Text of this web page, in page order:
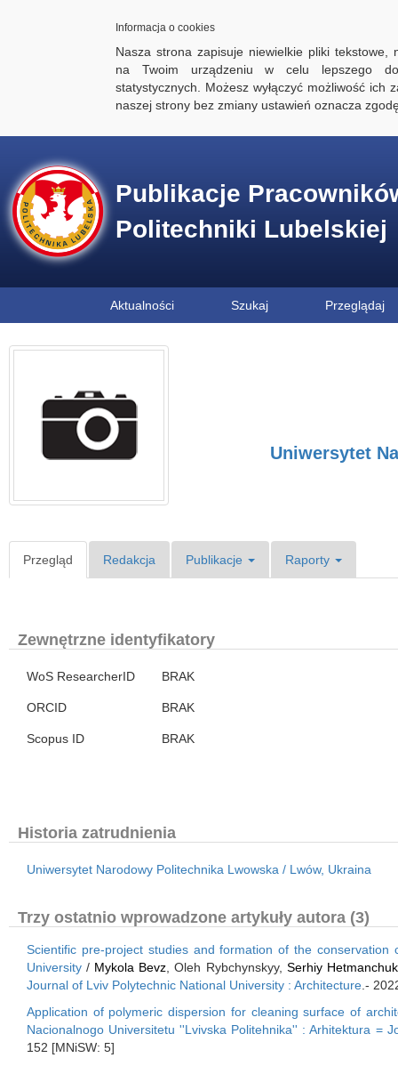
Informacja o cookies
Nasza strona zapisuje niewielkie pliki tekstowe,
na Twoim urządzeniu w celu lepszego
statystycznych. Możesz wyłączyć możliwość ich
naszej strony bez zmiany ustawień oznacza
Publikacje
Politechniki Lubelskiej
Aktualności Szukaj Przeglądaj
Uniwersytet
Przegląd Redakcja Publikacje Raporty
Zewnętrzne identyfikatory
WoS ResearcherID BRAK
ORCID BRAK
Scopus ID BRAK
Historia zatrudnienia
Uniwersytet Narodowy Politechnika Lwowska / Lwów, Ukraina
Trzy ostatnio wprowadzone artykuły autora (3)
Scientific pre-project studies and formation of the
University / Mykola Bevz , Oleh Rybchynskyy, Serhiy Hetmanchuk
Journal of Lviv Polytechnic National University : Architecture .-
Application of polymeric dispersion for cleaning surface of
Nacionalnogo Universitetu ''Lvivska Politehnika'' : Arhitektura =
152 [MNiSW: 5]